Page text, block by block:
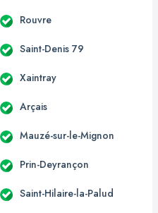
Rouvre
Saint-Denis 79
Xaintray
Arçais
Mauzé-sur-le-Mignon
Prin-Deyrançon
Saint-Hilaire-la-Palud